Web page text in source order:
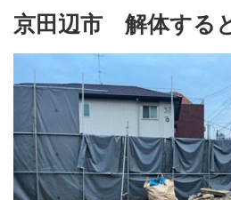
京田辺市 解体する